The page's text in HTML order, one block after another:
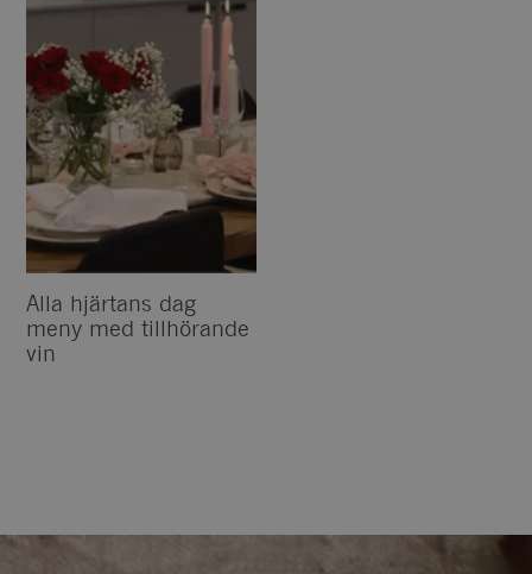
Alla hjärtans dag
meny med tillhörande
vin